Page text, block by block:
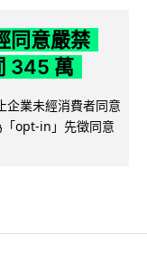
同意嚴禁
345 萬
企業未經消費者同意
opt-in」先徵同意